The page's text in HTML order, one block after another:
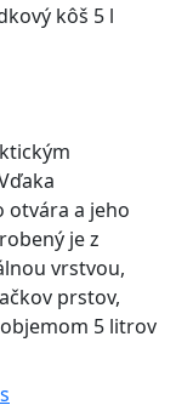
otvára a jeho
je z
vrstvou,
prstov,
5 litrov